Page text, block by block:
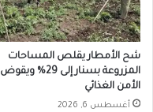
شح الأمطار يقلص المساحات
المزروعة بسنار إلى 29% ويقوض
الأمن الغذائي
أغسطس 6, 2026